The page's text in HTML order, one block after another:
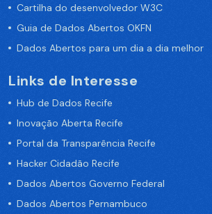
Cartilha do desenvolvedor W3C
Guia de Dados Abertos OKFN
Dados Abertos para um dia a dia melhor
Links de Interesse
Hub de Dados Recife
Inovação Aberta Recife
Portal da Transparência Recife
Hacker Cidadão Recife
Dados Abertos Governo Federal
Dados Abertos Pernambuco